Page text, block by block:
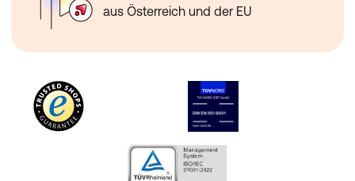
aus Österreich und der EU